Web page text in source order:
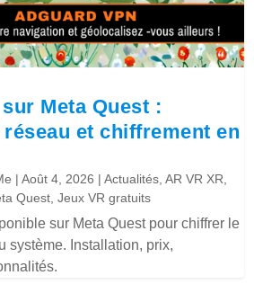
Meta Quest :
et chiffrement en
|Août 4, 2026 |Actualités,AR VR XR,
Quest,Jeux VR gratuits
sur Meta Quest pour chiffrer le
système. Installation, prix,